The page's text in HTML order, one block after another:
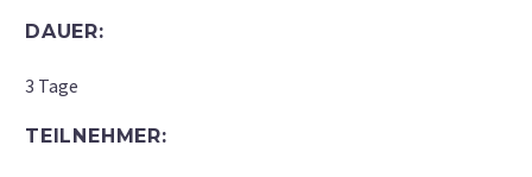
DAUER:
3 Tage
TEILNEHMER: